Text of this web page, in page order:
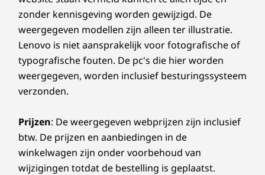
zonder kennisgeving worden gewijzigd. De
weergegeven modellen zijn alleen ter illustratie.
Lenovo is niet aansprakelijk voor fotografische of
typografische fouten. De pc's die hier worden
weergegeven, worden inclusief besturingssysteem
verzonden.
Prijzen: De weergegeven webprijzen zijn inclusief
btw. De prijzen en aanbiedingen in de
winkelwagen zijn onder voorbehoud van
wijzigingen totdat de bestelling is geplaatst.